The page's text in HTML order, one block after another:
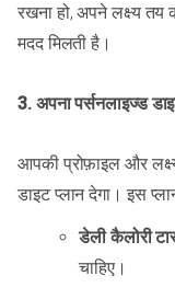
रखना हो, अपने लक्ष्य
मदद मिलती है।
3. अपना पर्सनलाइज्ड
आपकी प्रोफ़ाइल और
डाइट प्लान देगा। इस
डेली कैलोरी
चाहिए।